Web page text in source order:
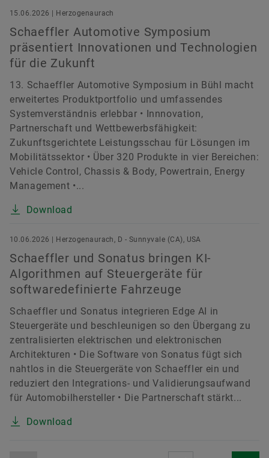
15.06.2026 | Herzogenaurach
Schaeffler Automotive Symposium
präsentiert Innovationen und Technologien
für die Zukunft
13. Schaeffler Automotive Symposium in Bühl macht
erweitertes Produktportfolio und umfassendes
Systemverständnis erlebbar • Innnovation,
Partnerschaft und Wettbewerbsfähigkeit:
Zukunftsgerichtete Leistungsschau für Lösungen im
Mobilitätssektor • Über 320 Produkte in vier Bereichen:
Vehicle Control, Chassis & Body, Powertrain, Energy
Management •...
Download
10.06.2026 | Herzogenaurach, D - Sunnyvale (CA), USA
Schaeffler und Sonatus bringen KI-
Algorithmen auf Steuergeräte für
softwaredefinierte Fahrzeuge
Schaeffler und Sonatus integrieren Edge AI in
Steuergeräte und beschleunigen so den Übergang zu
zentralisierten elektrischen und elektronischen
Architekturen • Die Software von Sonatus fügt sich
nahtlos in die Steuergeräte von Schaeffler ein und
reduziert den Integrations- und Validierungsaufwand
für Automobilhersteller • Die Partnerschaft stärkt...
Download